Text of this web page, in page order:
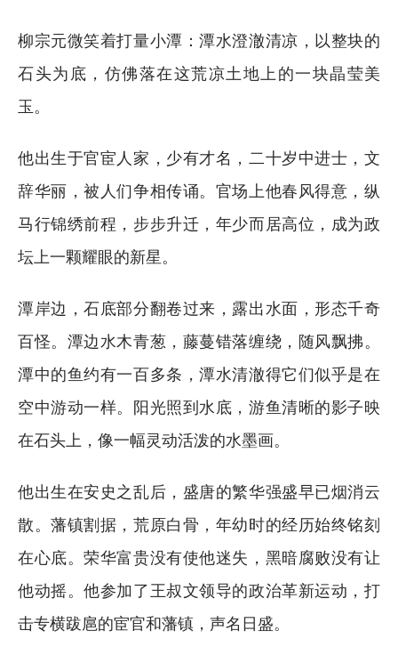
柳宗元微笑着打量小潭：潭水澄澈清凉，以整块的
石头为底，仿佛落在这荒凉土地上的一块晶莹美
玉。
他出生于官宦人家，少有才名，二十岁中进士，文
辞华丽，被人们争相传诵。官场上他春风得意，纵
马行锦绣前程，步步升迁，年少而居高位，成为政
坛上一颗耀眼的新星。
潭岸边，石底部分翻卷过来，露出水面，形态千奇
百怪。潭边水木青葱，藤蔓错落缠绕，随风飘拂。
潭中的鱼约有一百多条，潭水清澈得它们似乎是在
空中游动一样。阳光照到水底，游鱼清晰的影子映
在石头上，像一幅灵动活泼的水墨画。
他出生在安史之乱后，盛唐的繁华强盛早已烟消云
散。藩镇割据，荒原白骨，年幼时的经历始终铭刻
在心底。荣华富贵没有使他迷失，黑暗腐败没有让
他动摇。他参加了王叔文领导的政治革新运动，打
击专横跋扈的宦官和藩镇，声名日盛。